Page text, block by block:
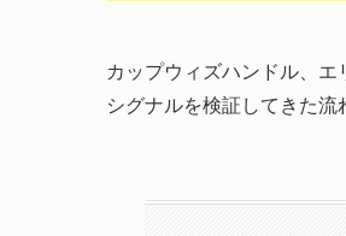
カップウィズハンドル、
シグナルを検証してきた流